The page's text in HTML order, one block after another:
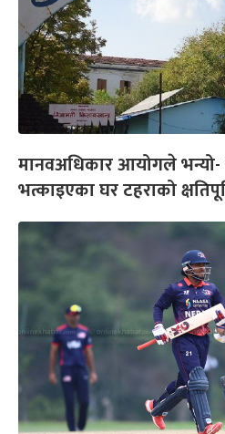
मानवअधिकार आयोगले
भत्काइएका घर टहराको